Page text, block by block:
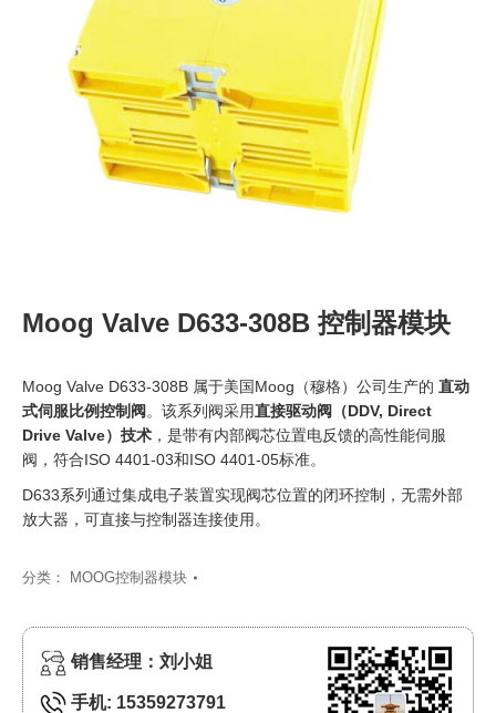
Moog Valve D633-308B 控制器模块
Moog Valve D633-308B 属于美国Moog（穆格）公司生产的 直动
式伺服比例控制阀 。该系列阀采用直接驱动阀（DDV, Direct
Drive Valve）技术 ，是带有内部阀芯位置电反馈的高性能伺服
阀，符合ISO 4401-03和ISO 4401-05标准。
D633系列通过集成电子装置实现阀芯位置的闭环控制，无需外部
放大器，可直接与控制器连接使用。
分类： MOOG控制器模块
销售经理：刘小姐
手机: 15359273791